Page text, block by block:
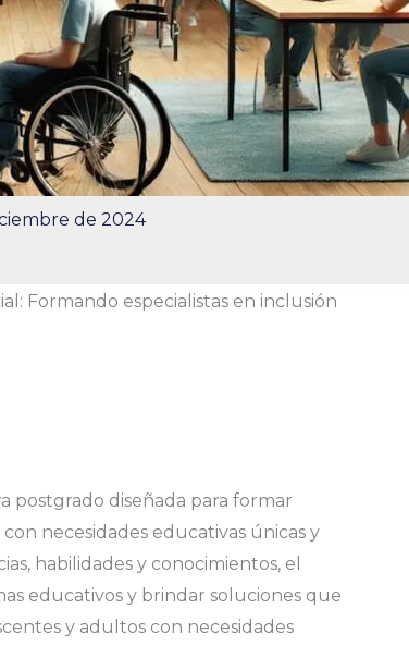
de 2024
Formando especialistas en inclusión
postgrado diseñada para formar
necesidades educativas únicas y
habilidades y conocimientos, el
educativos y brindar soluciones que
y adultos con necesidades